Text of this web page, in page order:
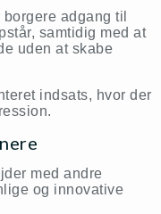
adgang til
samtidig med at
uden at skabe
indsats, hvor der
med andre
og innovative